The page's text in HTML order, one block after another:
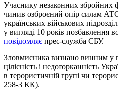
Учаснику незаконних
чинив озброєний опір силам
українських військових
у вигляді 10 років позбавлення
повідомляє прес-служба СБУ.
Зловмисника визнано винним у
цілісність і недоторканність
в терористичній групі чи
258-3 КК).